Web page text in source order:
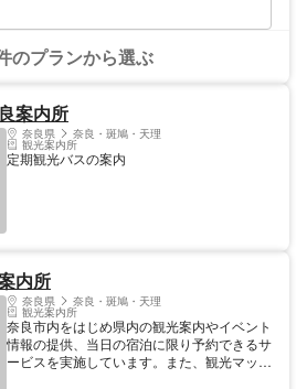
のプランから選ぶ
案内所
奈良県 奈良・斑鳩・天理
観光案内所
定期観光バスの案内
内所
奈良県 奈良・斑鳩・天理
観光案内所
奈良市内をはじめ県内の観光案内やイベント
情報の提供、当日の宿泊に限り予約できるサ
ービスを実施しています。また、観光マップ